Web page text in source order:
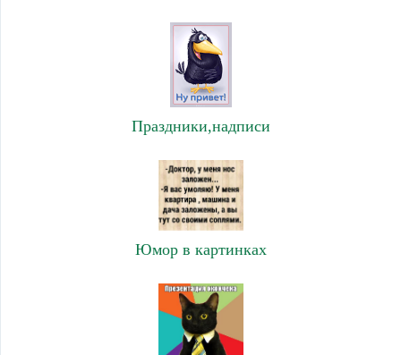
Праздники,надписи
Юмор в картинках